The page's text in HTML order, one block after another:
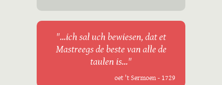
"...ich sal uch bewiesen, dat et
Mastreegs de beste van alle de
taulen is..."
oet 't Sermoen - 1729